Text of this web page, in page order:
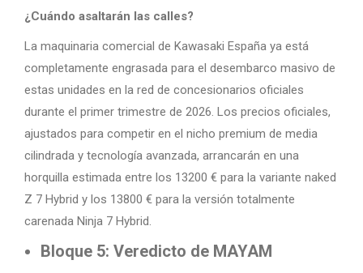
¿Cuándo asaltarán las calles?
La maquinaria comercial de Kawasaki España ya está
completamente engrasada para el desembarco masivo de
estas unidades en la red de concesionarios oficiales
durante el primer trimestre de 2026. Los precios oficiales,
ajustados para competir en el nicho premium de media
cilindrada y tecnología avanzada, arrancarán en una
horquilla estimada entre los 13200 € para la variante naked
Z 7 Hybrid y los 13800 € para la versión totalmente
carenada Ninja 7 Hybrid.
Bloque 5: Veredicto de MAYAM